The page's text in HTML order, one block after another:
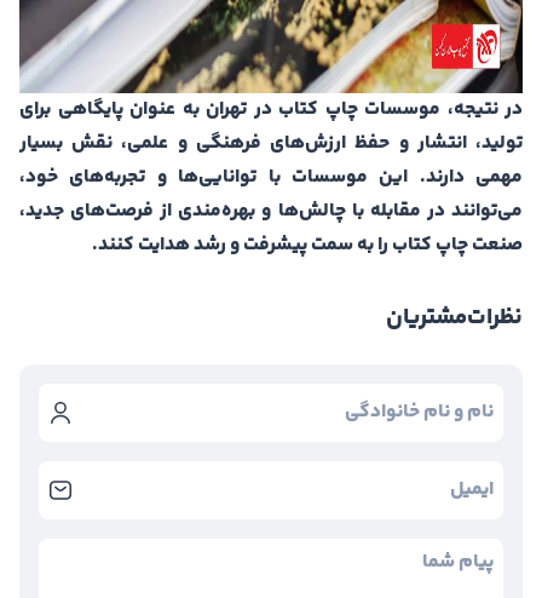
در نتیجه، موسسات چاپ کتاب در تهران به عنوان پایگاهی برای
تولید، انتشار و حفظ ارزش‌های فرهنگی و علمی، نقش بسیار
مهمی دارند. این موسسات با توانایی‌ها و تجربه‌های خود،
می‌توانند در مقابله با چالش‌ها و بهره‌مندی از فرصت‌های جدید،
صنعت چاپ کتاب را به سمت پیشرفت و رشد هدایت کنند.
نظراتمشتریان